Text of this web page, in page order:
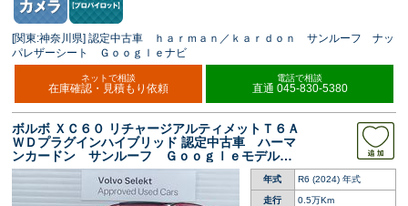
[関東:神奈川県] 認定中古車 ｈａｒｍａｎ／ｋａｒｄｏｎ サンルーフ ナッ
パレザーシート Ｇｏｏｇｌｅナビ
ネットで相談
在庫確認・見積もり依頼
電話で相談
直通 045-830-5380
ボルボ ＸＣ６０ リチャージアルティメットＴ６Ａ
ＷＤプラグインハイブリッド 認定中古車 ハーマ
ンカードン サンルーフ Ｇｏｏｇｌｅモデル
黒革シート ３６０°ビューカメラ 禁煙車 シー
トベンチレーション メモリー機能付きパワーシ
ート ＬＥＤヘッドライト
年式 R6 (2024) 年式
走行 0.5万Km